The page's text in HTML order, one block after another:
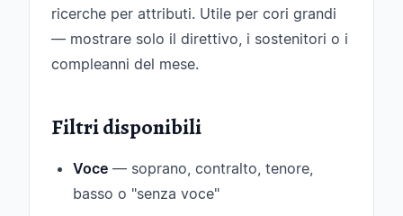
ricerche per attributi. Utile per cori grandi
— mostrare solo il direttivo, i sostenitori o i
compleanni del mese.
Filtri disponibili
Voce — soprano, contralto, tenore,
basso o "senza voce"